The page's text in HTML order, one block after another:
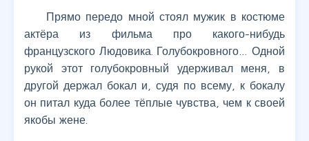
Прямо передо мной стоял мужик в костюме
актёра из фильма про какого-нибудь
французского Людовика. Голубокровного… Одной
рукой этот голубокровный удерживал меня, в
другой держал бокал и, судя по всему, к бокалу
он питал куда более тёплые чувства, чем к своей
якобы жене.